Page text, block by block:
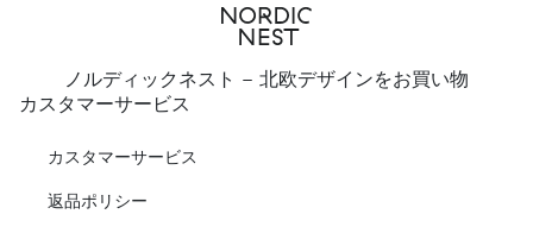
ノルディックネスト - 北欧デザインをお買い物
カスタマーサービス
カスタマーサービス
返品ポリシー